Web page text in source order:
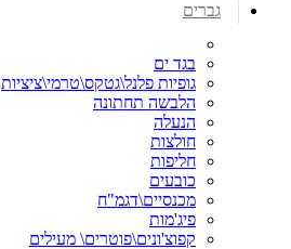
גברים
בגד ים
גופיות פלנל\גטקס\טרמי\ציציות
הלבשה תחתונה
הנעלה
חולצות
חליפות
כובעים
מכנסיים\דגמ"ח
פיג'מות
קפוצ'ונים\פוטרים\ מעילים